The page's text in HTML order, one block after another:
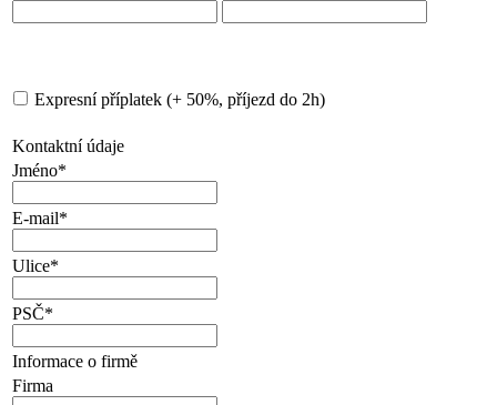
Expresní příplatek (+ 50%, příjezd do 2h)
Kontaktní údaje
Jméno*
E-mail*
Ulice*
PSČ*
Informace o firmě
Firma